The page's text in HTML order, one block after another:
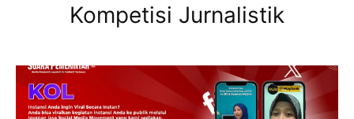
Kompetisi Jurnalistik